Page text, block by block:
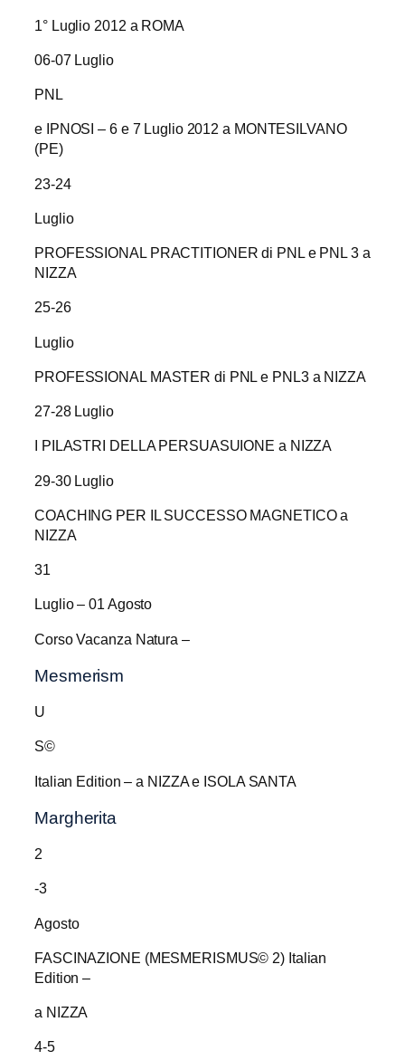
1° Luglio 2012 a ROMA
06-07 Luglio
PNL
e IPNOSI – 6 e 7 Luglio 2012 a MONTESILVANO
(PE)
23-24
Luglio
PROFESSIONAL PRACTITIONER di PNL e PNL 3 a
NIZZA
25-26
Luglio
PROFESSIONAL MASTER di PNL e PNL3 a NIZZA
27-28 Luglio
I PILASTRI DELLA PERSUASUIONE a NIZZA
29-30 Luglio
COACHING PER IL SUCCESSO MAGNETICO a
NIZZA
31
Luglio – 01 Agosto
Corso Vacanza Natura –
Mesmerism
U
S©
Italian Edition – a NIZZA e ISOLA SANTA
Margherita
2
-3
Agosto
FASCINAZIONE (MESMERISMUS© 2) Italian
Edition –
a NIZZA
4-5